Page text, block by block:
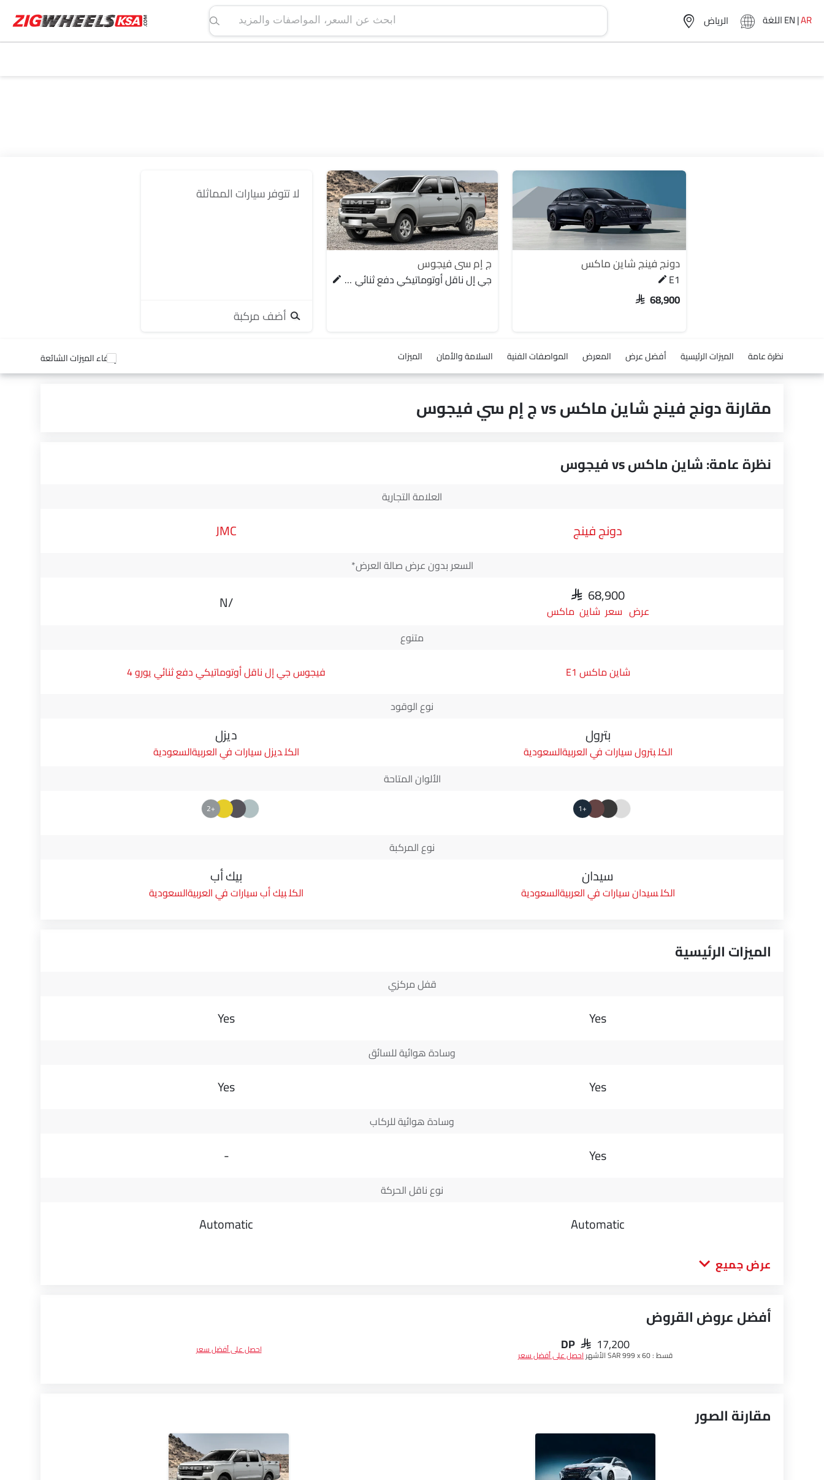
ابحث عن السعر، المواصفات والمزيد اللغةEN|AR
دونج فينج شاين ماكس
E1
SAR 68,900
ج إم سي فيجوس
جي إل ناقل أوتوماتيكي دفع ثنائي يورو 4
لا تتوفر سيارات المماثلة
أضف مركبة
نظرة عامة الميزات الرئيسية أفضل عرض المعرض المواصفات الفنية السلامة والأمان الميزات إخفاء الميزات الشائعة
مقارنة دونج فينج شاين ماكس vs ج إم سي فيجوس
نظرة عامة: شاين ماكس vs فيجوس
العلامة التجارية
دونج فينج JMC
السعر بدون عرض صالة العرض*
SAR 68,900
سعر شاين ماكس
N/A
متنوع
شاين ماكس E1
فيجوس جي إل ناقل أوتوماتيكي دفع ثنائي يورو 4
نوع الوقود
بترول
بترول سيارات في العربيةالسعودية
ديزل
ديزل سيارات في العربيةالسعودية
الألوان المتاحة
+1
+2
نوع المركبة
سيدان
سيدان سيارات في العربيةالسعودية
بيك أب
بيك أب سيارات في العربيةالسعودية
الميزات الرئيسية
قفل مركزي
Yes
Yes
وسادة هوائية للسائق
Yes
Yes
وسادة هوائية للركاب
Yes
-
نوع ناقل الحركة
Automatic
Automatic
عرض جميع
أفضل عروض القروض
DP SAR 17,200
قسط :SAR 999 x 60 الأشهر احصل على أفضل سعر احصل على أفضل سعر
مقارنة الصور